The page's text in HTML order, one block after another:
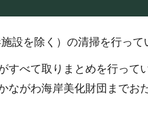
設を除く）の清掃を行って
すべて取りまとめを行って
ながわ海岸美化財団までお